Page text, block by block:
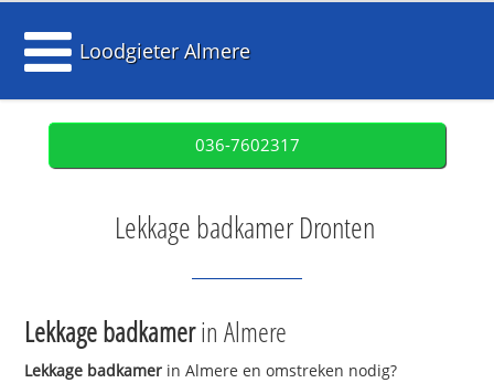
Loodgieter Almere
036-7602317
Lekkage badkamer Dronten
Lekkage badkamerin Almere
Lekkage badkamer in Almere en omstreken nodig?